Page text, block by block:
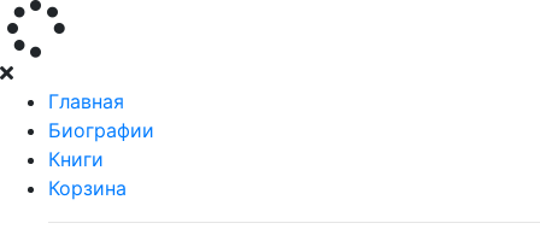
Главная
Биографии
Книги
Корзина